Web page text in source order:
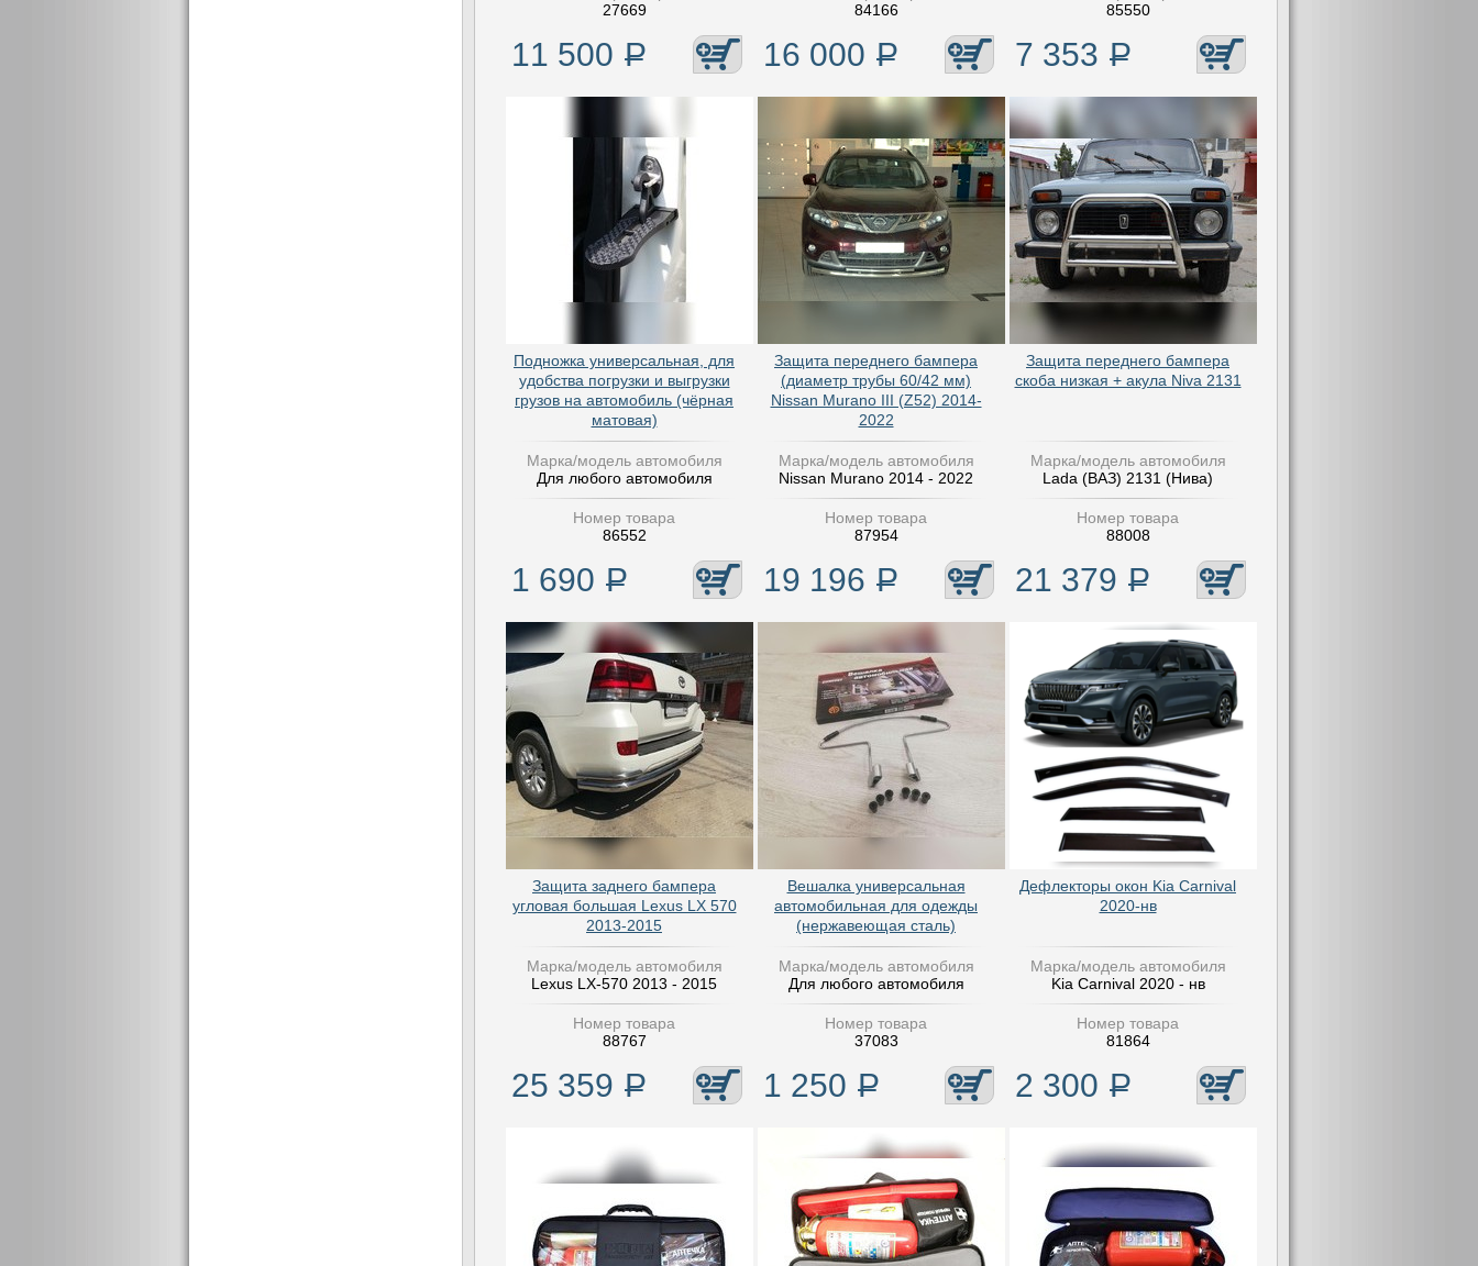
27669
11 500 Р
84166
16 000 Р
85550
7 353 Р
Подножка универсальная, для
удобства погрузки и выгрузки
грузов на автомобиль (чёрная
матовая)
Марка/модель автомобиля
Для любого автомобиля
Номер товара
86552
1 690 Р
Защита переднего бампера
(диаметр трубы 60/42 мм)
Nissan Murano III (Z52) 2014-
2022
Марка/модель автомобиля
Nissan Murano 2014 - 2022
Номер товара
87954
19 196 Р
Защита переднего бампера
скоба низкая + акула Niva 2131
Марка/модель автомобиля
Lada (ВАЗ) 2131 (Нива)
Номер товара
88008
21 379 Р
Защита заднего бампера
угловая большая Lexus LX 570
2013-2015
Марка/модель автомобиля
Lexus LX-570 2013 - 2015
Номер товара
88767
25 359 Р
Вешалка универсальная
автомобильная для одежды
(нержавеющая сталь)
Марка/модель автомобиля
Для любого автомобиля
Номер товара
37083
1 250 Р
Дефлекторы окон Kia Carnival
2020-нв
Марка/модель автомобиля
Kia Carnival 2020 - нв
Номер товара
81864
2 300 Р